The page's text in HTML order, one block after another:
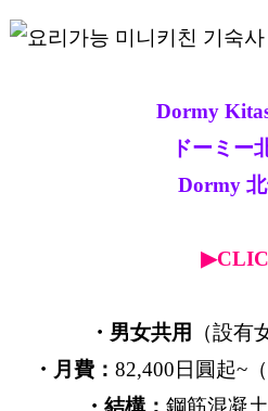
Dormy
ドーミー
Dormy
・男女共用
（設有
・月費： 82,400日圓起~
・結構： 鋼筋混凝